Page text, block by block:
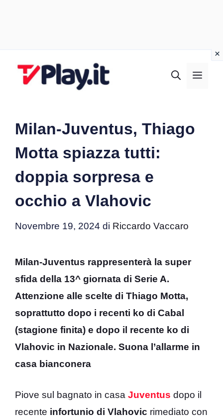
Milan-Juventus, Thiago
Motta spiazza tutti:
doppia sorpresa e
occhio a Vlahovic
Novembre 19, 2024 di Riccardo Vaccaro
Milan-Juventus rappresenterà la super
sfida della 13^ giornata di Serie A.
Attenzione alle scelte di Thiago Motta,
soprattutto dopo i recenti ko di Cabal
(stagione finita) e dopo il recente ko di
Vlahovic in Nazionale. Suona l’allarme in
casa bianconera
Piove sul bagnato in casa Juventus dopo il
recente infortunio di Vlahovic rimediato con